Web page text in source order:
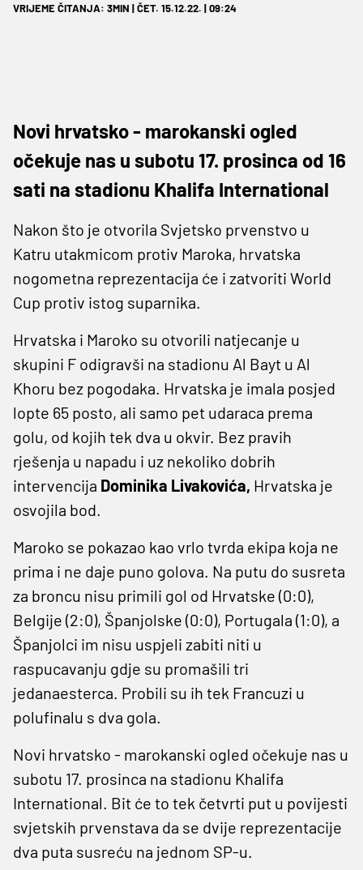
VRIJEME ČITANJA: 3MIN | ČET. 15.12.22. | 09:24
Novi hrvatsko - marokanski ogled
očekuje nas u subotu 17. prosinca od 16
sati na stadionu Khalifa International
Nakon što je otvorila Svjetsko prvenstvo u
Katru utakmicom protiv Maroka, hrvatska
nogometna reprezentacija će i zatvoriti World
Cup protiv istog suparnika.
Hrvatska i Maroko su otvorili natjecanje u
skupini F odigravši na stadionu Al Bayt u Al
Khoru bez pogodaka. Hrvatska je imala posjed
lopte 65 posto, ali samo pet udaraca prema
golu, od kojih tek dva u okvir. Bez pravih
rješenja u napadu i uz nekoliko dobrih
intervencija Dominika Livakovića, Hrvatska je
osvojila bod.
Maroko se pokazao kao vrlo tvrda ekipa koja ne
prima i ne daje puno golova. Na putu do susreta
za broncu nisu primili gol od Hrvatske (0:0),
Belgije (2:0), Španjolske (0:0), Portugala (1:0), a
Španjolci im nisu uspjeli zabiti niti u
raspucavanju gdje su promašili tri
jedanaesterca. Probili su ih tek Francuzi u
polufinalu s dva gola.
Novi hrvatsko - marokanski ogled očekuje nas u
subotu 17. prosinca na stadionu Khalifa
International. Bit će to tek četvrti put u povijesti
svjetskih prvenstava da se dvije reprezentacije
dva puta susreću na jednom SP-u.